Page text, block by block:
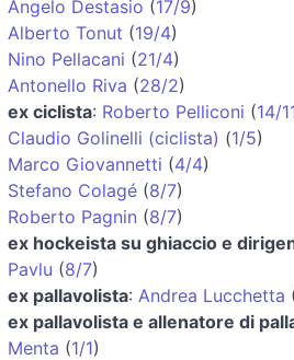
Angelo Destasio (17/9)
Alberto Tonut (19/4)
Nino Pellacani (21/4)
Antonello Riva (28/2)
ex ciclista: Roberto Pelliconi (14/
Claudio Golinelli (ciclista) (1/5)
Marco Giovannetti (4/4)
Stefano Colagé (8/7)
Roberto Pagnin (8/7)
ex hockeista su ghiaccio e
Pavlu (8/7)
ex pallavolista: Andrea Lucchetta
ex pallavolista e allenatore di
Menta (1/1)